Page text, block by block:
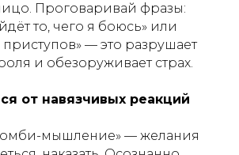
Проговаривай фразы:
то, чего я боюсь» или
приступов» — это разрушает
и обезоруживает страх.
от навязчивых реакций
мышление» — желания